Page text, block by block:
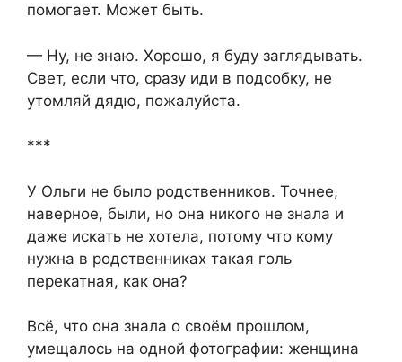
помогает. Может быть.
— Ну, не знаю. Хорошо, я буду заглядывать.
Свет, если что, сразу иди в подсобку, не
утомляй дядю, пожалуйста.
***
У Ольги не было родственников. Точнее,
наверное, были, но она никого не знала и
даже искать не хотела, потому что кому
нужна в родственниках такая голь
перекатная, как она?
Всё, что она знала о своём прошлом,
умещалось на одной фотографии: женщина